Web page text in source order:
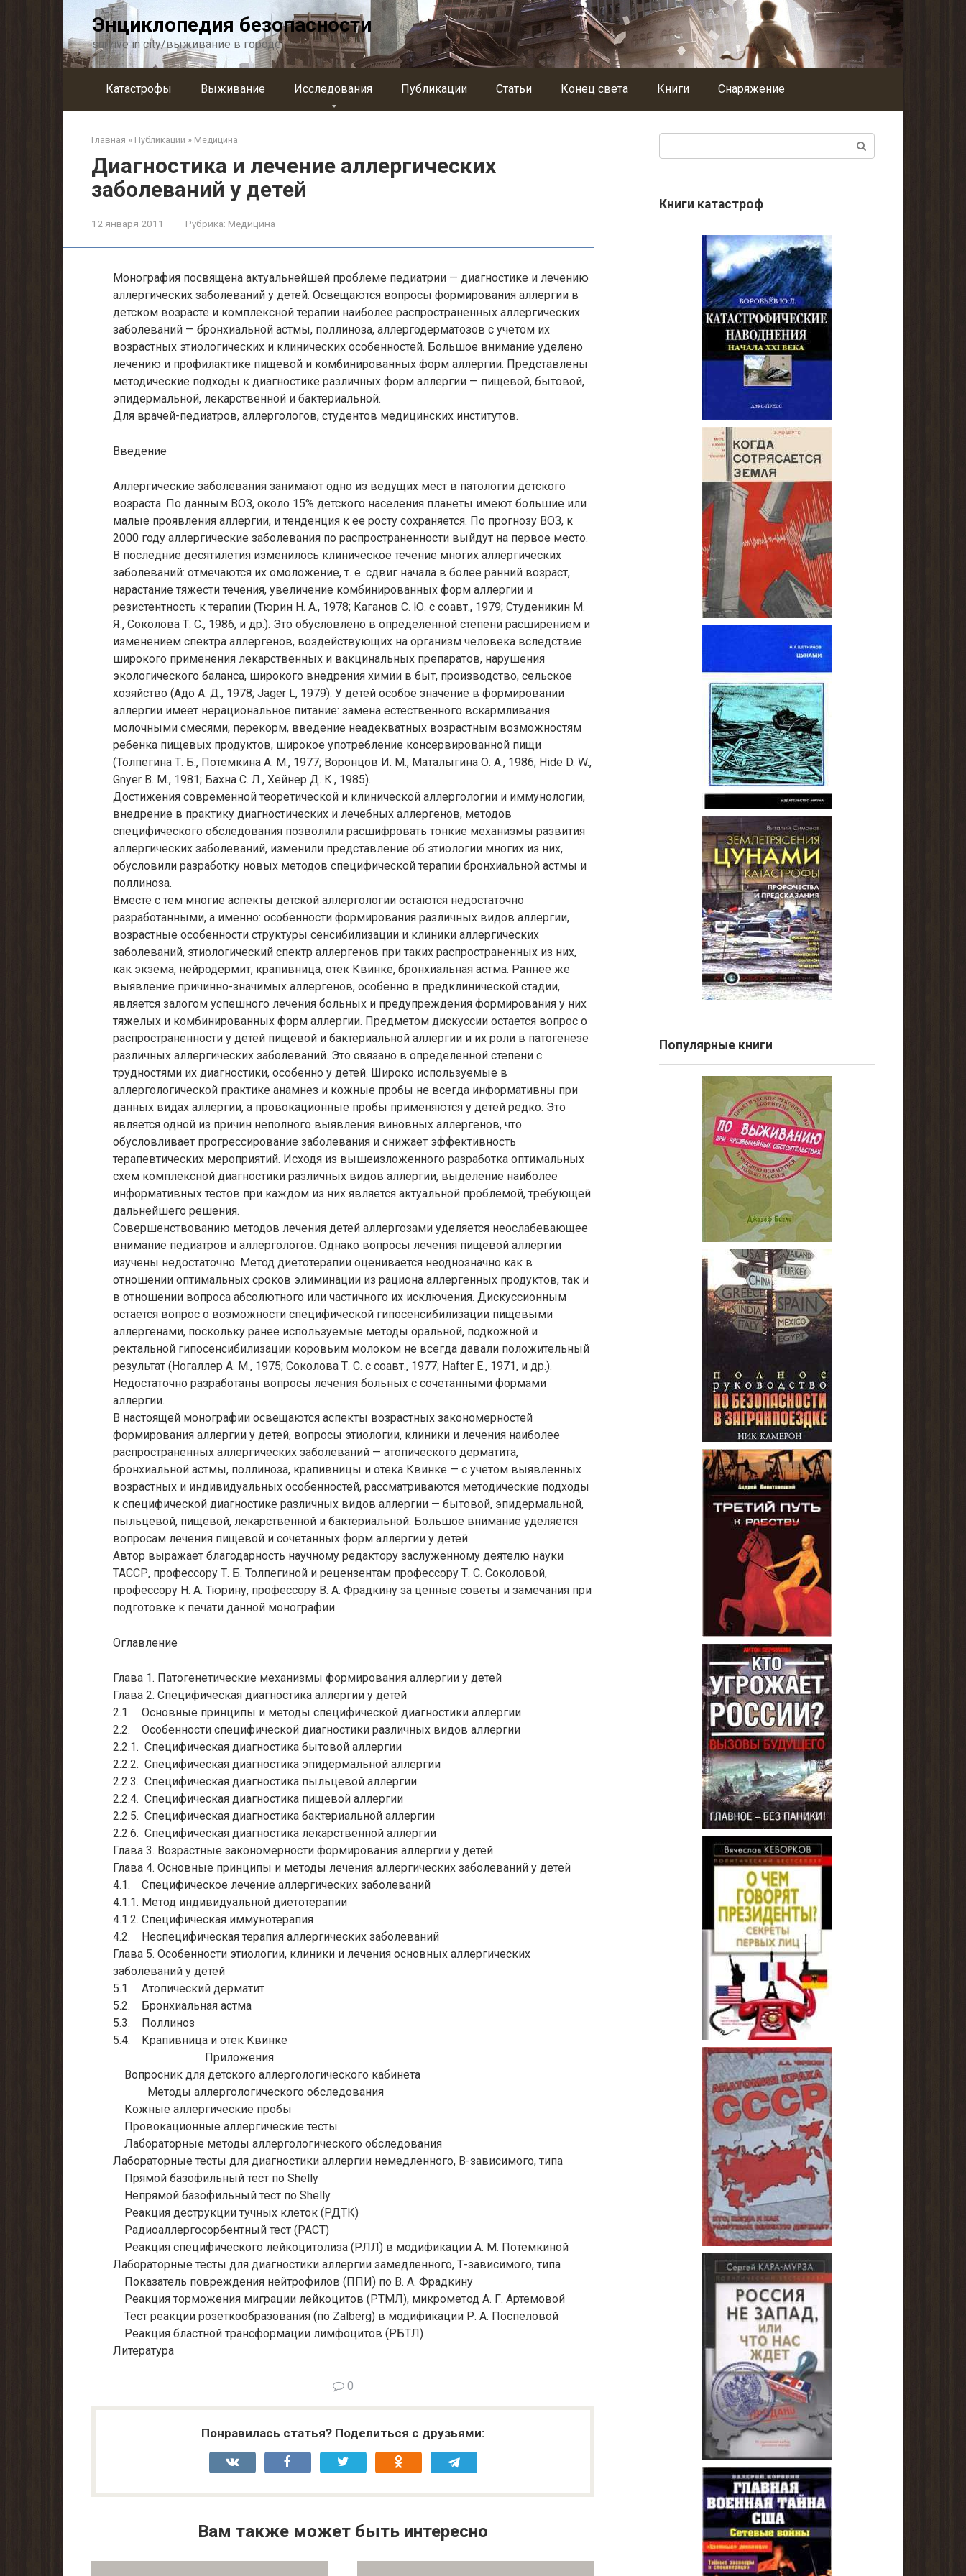
Энциклопедия безопасности
survive in city/выживание в городе
Катастрофы Выживание Исследования Публикации Статьи Конец света Книги Снаряжение
Главная » Публикации » Медицина
Диагностика и лечение аллергических
заболеваний у детей
12 января 2011 Рубрика: Медицина
Монография посвящена актуальнейшей проблеме педиатрии — диагностике и лечению
аллергических заболеваний у детей. Освещаются вопросы формирования аллергии в
детском возрасте и комплексной терапии наиболее распространенных аллергических
заболеваний — бронхиальной астмы, поллиноза, аллергодерматозов с учетом их
возрастных этиологических и клинических особенностей. Большое внимание уделено
лечению и профилактике пищевой и комбинированных форм аллергии. Представлены
методические подходы к диагностике различных форм аллергии — пищевой, бытовой,
эпидермальной, лекарственной и бактериальной.
Для врачей-педиатров, аллергологов, студентов медицинских институтов.
Введение
Аллергические заболевания занимают одно из ведущих мест в патологии детского
возраста. По данным ВОЗ, около 15% детского населения планеты имеют большие или
малые проявления аллергии, и тенденция к ее росту сохраняется. По прогнозу ВОЗ, к
2000 году аллергические заболевания по распространенности выйдут на первое место.
В последние десятилетия изменилось клиническое течение многих аллергических
заболеваний: отмечаются их омоложение, т. е. сдвиг начала в более ранний возраст,
нарастание тяжести течения, увеличение комбинированных форм аллергии и
резистентность к терапии (Тюрин Н. А., 1978; Каганов С. Ю. с соавт., 1979; Студеникин М.
Я., Соколова Т. С., 1986, и др.). Это обусловлено в определенной степени расширением и
изменением спектра аллергенов, воздействующих на организм человека вследствие
широкого применения лекарственных и вакцинальных препаратов, нарушения
экологического баланса, широкого внедрения химии в быт, производство, сельское
хозяйство (Адо А. Д., 1978; Jager L, 1979). У детей особое значение в формировании
аллергии имеет нерациональное питание: замена естественного вскармливания
молочными смесями, перекорм, введение неадекватных возрастным возможностям
ребенка пищевых продуктов, широкое употребление консервированной пищи
(Толпегина Т. Б., Потемкина А. М., 1977; Воронцов И. М., Маталыгина О. А., 1986; Hide D. W.,
Gnyer В. М., 1981; Бахна С. Л., Хейнер Д. К., 1985).
Достижения современной теоретической и клинической аллергологии и иммунологии,
внедрение в практику диагностических и лечебных аллергенов, методов
специфического обследования позволили расшифровать тонкие механизмы развития
аллергических заболеваний, изменили представление об этиологии многих из них,
обусловили разработку новых методов специфической терапии бронхиальной астмы и
поллиноза.
Вместе с тем многие аспекты детской аллергологии остаются недостаточно
разработанными, а именно: особенности формирования различных видов аллергии,
возрастные особенности структуры сенсибилизации и клиники аллергических
заболеваний, этиологический спектр аллергенов при таких распространенных из них,
как экзема, нейродермит, крапивница, отек Квинке, бронхиальная астма. Раннее же
выявление причинно-значимых аллергенов, особенно в предклинической стадии,
является залогом успешного лечения больных и предупреждения формирования у них
тяжелых и комбинированных форм аллергии. Предметом дискуссии остается вопрос о
распространенности у детей пищевой и бактериальной аллергии и их роли в патогенезе
различных аллергических заболеваний. Это связано в определенной степени с
трудностями их диагностики, особенно у детей. Широко используемые в
аллергологической практике анамнез и кожные пробы не всегда информативны при
данных видах аллергии, а провокационные пробы применяются у детей редко. Это
является одной из причин неполного выявления виновных аллергенов, что
обусловливает прогрессирование заболевания и снижает эффективность
терапевтических мероприятий. Исходя из вышеизложенного разработка оптимальных
схем комплексной диагностики различных видов аллергии, выделение наиболее
информативных тестов при каждом из них является актуальной проблемой, требующей
дальнейшего решения.
Совершенствованию методов лечения детей аллергозами уделяется неослабевающее
внимание педиатров и аллергологов. Однако вопросы лечения пищевой аллергии
изучены недостаточно. Метод диетотерапии оценивается неоднозначно как в
отношении оптимальных сроков элиминации из рациона аллергенных продуктов, так и
в отношении вопроса абсолютного или частичного их исключения. Дискуссионным
остается вопрос о возможности специфической гипосенсибилизации пищевыми
аллергенами, поскольку ранее используемые методы оральной, подкожной и
ректальной гипосенсибилизации коровьим молоком не всегда давали положительный
результат (Ногаллер А. М., 1975; Соколова Т. С. с соавт., 1977; Hafter Е., 1971, и др.).
Недостаточно разработаны вопросы лечения больных с сочетанными формами
аллергии.
В настоящей монографии освещаются аспекты возрастных закономерностей
формирования аллергии у детей, вопросы этиологии, клиники и лечения наиболее
распространенных аллергических заболеваний — атопического дерматита,
бронхиальной астмы, поллиноза, крапивницы и отека Квинке — с учетом выявленных
возрастных и индивидуальных особенностей, рассматриваются методические подходы
к специфической диагностике различных видов аллергии — бытовой, эпидермальной,
пыльцевой, пищевой, лекарственной и бактериальной. Большое внимание уделяется
вопросам лечения пищевой и сочетанных форм аллергии у детей.
Автор выражает благодарность научному редактору заслуженному деятелю науки
ТАССР, профессору Т. Б. Толпегиной и рецензентам профессору Т. С. Соколовой,
профессору Н. А. Тюрину, профессору В. А. Фрадкину за ценные советы и замечания при
подготовке к печати данной монографии.
Оглавление
Глава 1. Патогенетические механизмы формирования аллергии у детей
Глава 2. Специфическая диагностика аллергии у детей
2.1. Основные принципы и методы специфической диагностики аллергии
2.2. Особенности специфической диагностики различных видов аллергии
2.2.1. Специфическая диагностика бытовой аллергии
2.2.2. Специфическая диагностика эпидермальной аллергии
2.2.3. Специфическая диагностика пыльцевой аллергии
2.2.4. Специфическая диагностика пищевой аллергии
2.2.5. Специфическая диагностика бактериальной аллергии
2.2.6. Специфическая диагностика лекарственной аллергии
Глава 3. Возрастные закономерности формирования аллергии у детей
Глава 4. Основные принципы и методы лечения аллергических заболеваний у детей
4.1. Специфическое лечение аллергических заболеваний
4.1.1. Метод индивидуальной диетотерапии
4.1.2. Специфическая иммунотерапия
4.2. Неспецифическая терапия аллергических заболеваний
Глава 5. Особенности этиологии, клиники и лечения основных аллергических
заболеваний у детей
5.1. Атопический дерматит
5.2. Бронхиальная астма
5.3. Поллиноз
5.4. Крапивница и отек Квинке
Приложения
Вопросник для детского аллергологического кабинета
Методы аллергологического обследования
Кожные аллергические пробы
Провокационные аллергические тесты
Лабораторные методы аллергологического обследования
Лабораторные тесты для диагностики аллергии немедленного, В-зависимого, типа
Прямой базофильный тест по Shelly
Непрямой базофильный тест по Shelly
Реакция деструкции тучных клеток (РДТК)
Радиоаллергосорбентный тест (PACT)
Реакция специфического лейкоцитолиза (РЛЛ) в модификации А. М. Потемкиной
Лабораторные тесты для диагностики аллергии замедленного, Т-зависимого, типа
Показатель повреждения нейтрофилов (ППИ) по В. А. Фрадкину
Реакция торможения миграции лейкоцитов (РТМЛ), микрометод А. Г. Артемовой
Тест реакции розеткообразования (по Zalberg) в модификации Р. А. Поспеловой
Реакция бластной трансформации лимфоцитов (РБТЛ)
Литература
0
Понравилась статья? Поделиться с друзьями:
Вам также может быть интересно
Книги катастроф
Популярные книги